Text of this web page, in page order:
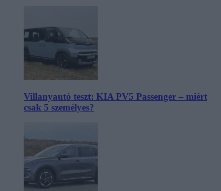
Villanyautó teszt: KIA PV5 Passenger – miért
csak 5 személyes?